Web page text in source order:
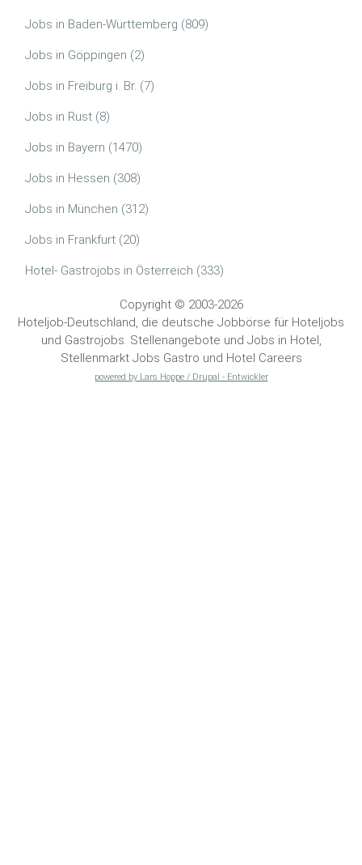
Jobs in Baden-Württemberg (809)
Jobs in Göppingen (2)
Jobs in Freiburg i. Br. (7)
Jobs in Rust (8)
Jobs in Bayern (1470)
Jobs in Hessen (308)
Jobs in München (312)
Jobs in Frankfurt (20)
Hotel- Gastrojobs in Österreich (333)
Copyright © 2003-2026
Hoteljob-Deutschland, die deutsche Jobbörse für Hoteljobs
und Gastrojobs. Stellenangebote und Jobs in Hotel,
Stellenmarkt Jobs Gastro und Hotel Careers
powered by Lars Hoppe / Drupal - Entwickler